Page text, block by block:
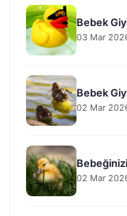
Bebek
03 Mar
Bebek
02 Mar
02 Mar